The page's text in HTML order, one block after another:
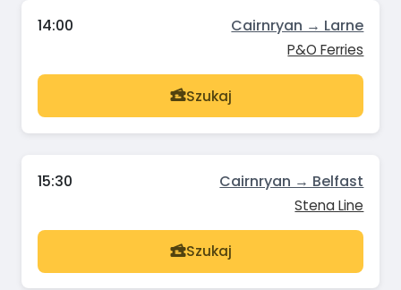
14:00 Cairnryan → Larne
P&O Ferries
Szukaj
15:30 Cairnryan → Belfast
Stena Line
Szukaj